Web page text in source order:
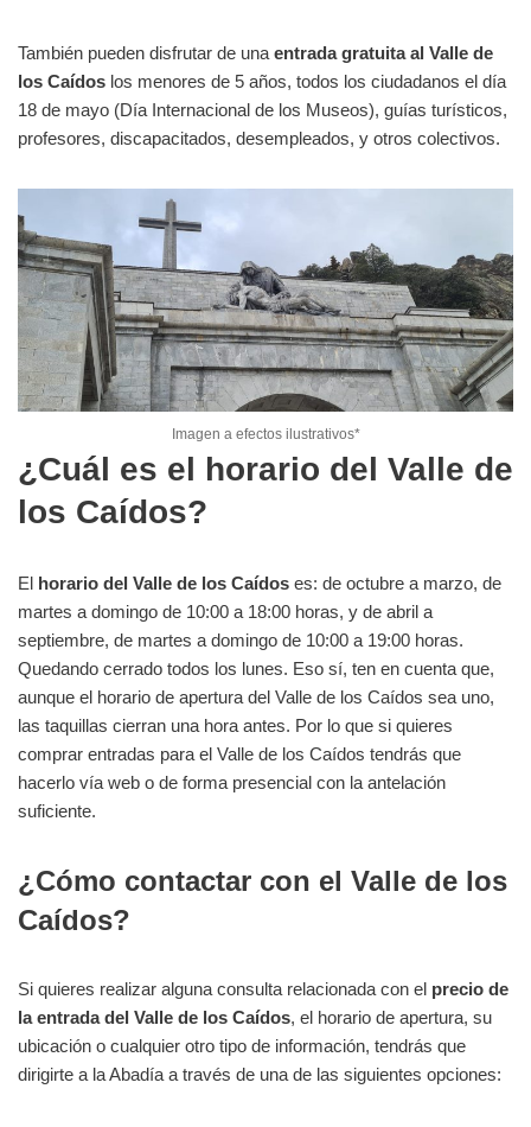
También pueden disfrutar de una entrada gratuita al Valle de
los Caídos los menores de 5 años, todos los ciudadanos el día
18 de mayo (Día Internacional de los Museos), guías turísticos,
profesores, discapacitados, desempleados, y otros colectivos.
Imagen a efectos ilustrativos*
¿Cuál es el horario del Valle de
los Caídos?
El horario del Valle de los Caídos es: de octubre a marzo, de
martes a domingo de 10:00 a 18:00 horas, y de abril a
septiembre, de martes a domingo de 10:00 a 19:00 horas.
Quedando cerrado todos los lunes. Eso sí, ten en cuenta que,
aunque el horario de apertura del Valle de los Caídos sea uno,
las taquillas cierran una hora antes. Por lo que si quieres
comprar entradas para el Valle de los Caídos tendrás que
hacerlo vía web o de forma presencial con la antelación
suficiente.
¿Cómo contactar con el Valle de los
Caídos?
Si quieres realizar alguna consulta relacionada con el precio de
la entrada del Valle de los Caídos, el horario de apertura, su
ubicación o cualquier otro tipo de información, tendrás que
dirigirte a la Abadía a través de una de las siguientes opciones: